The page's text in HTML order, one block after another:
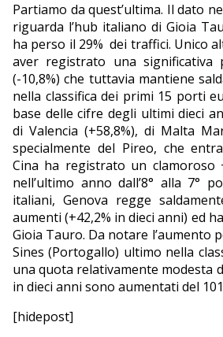
Partiamo da quest’ultima. Il dato
riguarda l’hub italiano di Gioia
ha perso il 29% dei traffici. Unico
aver registrato una significativa
(-10,8%) che tuttavia mantiene
nella classifica dei primi 15 porti
base delle cifre degli ultimi dieci
di Valencia (+58,8%), di Malta
specialmente del Pireo, che
Cina ha registrato un clamoroso
nell’ultimo anno dall’8° alla 7°
italiani, Genova regge
aumenti (+42,2% in dieci anni) ed
Gioia Tauro. Da notare l’aumento
Sines (Portogallo) ultimo nella
una quota relativamente modesta
in dieci anni sono aumentati del
[hidepost]